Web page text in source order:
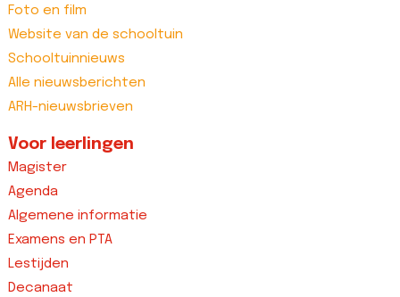
Foto en film
Website van de schooltuin
Schooltuinnieuws
Alle nieuwsberichten
ARH-nieuwsbrieven
Voor leerlingen
Magister
Agenda
Algemene informatie
Examens en PTA
Lestijden
Decanaat